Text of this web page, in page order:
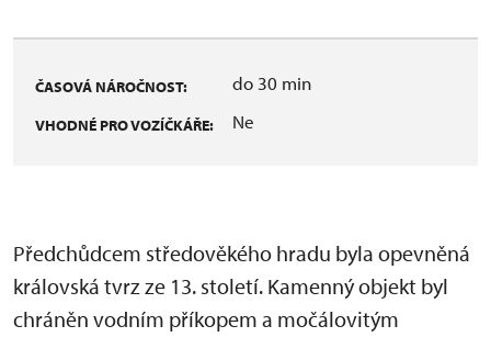
ČASOVÁ NÁROČNOST: do 30 min
VHODNÉ PRO VOZÍČKÁŘE: Ne
Předchůdcem středověkého hradu byla opevněná
královská tvrz ze 13. století. Kamenný objekt byl
chráněn vodním příkopem a močálovitým